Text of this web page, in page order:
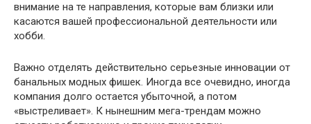
внимание на те направления, которые вам близки или
касаются вашей профессиональной деятельности или
хобби.
Важно отделять действительно серьезные инновации от
банальных модных фишек. Иногда все очевидно, иногда
компания долго остается убыточной, а потом
«выстреливает». К нынешним мега-трендам можно